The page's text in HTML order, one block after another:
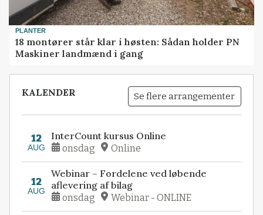
PLANTER
18 montører står klar i høsten: Sådan holder PN
Maskiner landmænd i gang
KALENDER Se flere arrangementer
12
AUG
InterCount kursus Online
onsdag Online
12
AUG
Webinar – Fordelene ved løbende
aflevering af bilag
onsdag Webinar - ONLINE